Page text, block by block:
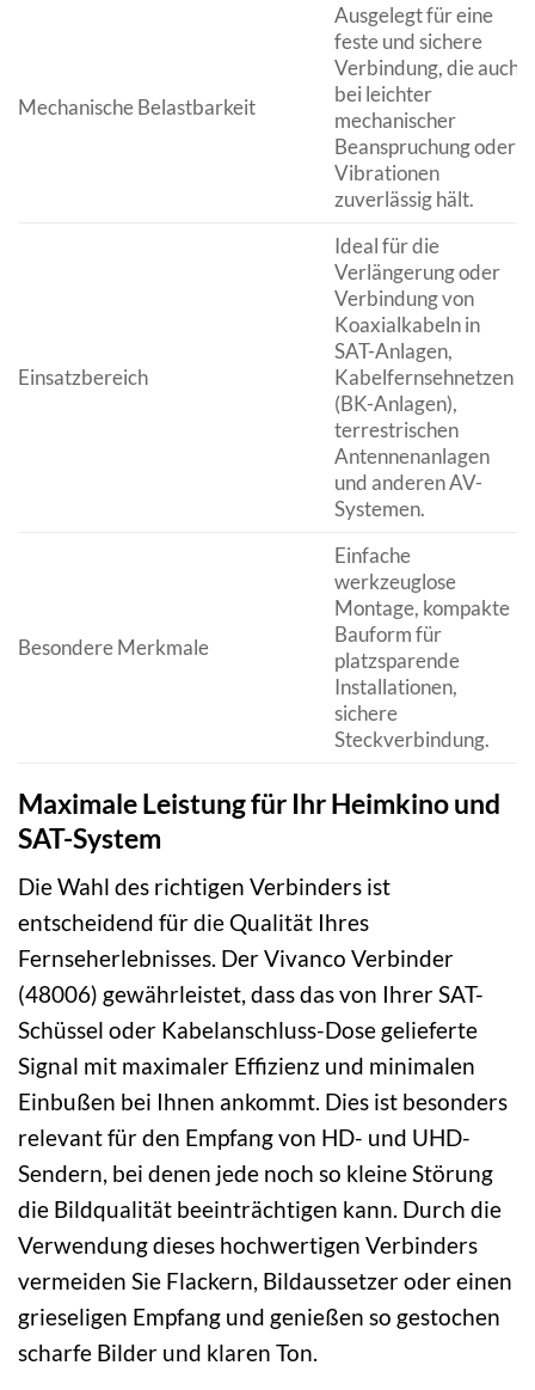
Mechanische Belastbarkeit
Ausgelegt für eine
feste und sichere
Verbindung, die auch
bei leichter
mechanischer
Beanspruchung oder
Vibrationen
zuverlässig hält.
Einsatzbereich
Ideal für die
Verlängerung oder
Verbindung von
Koaxialkabeln in
SAT-Anlagen,
Kabelfernsehnetzen
(BK-Anlagen),
terrestrischen
Antennenanlagen
und anderen AV-
Systemen.
Besondere Merkmale
Einfache
werkzeuglose
Montage, kompakte
Bauform für
platzsparende
Installationen,
sichere
Steckverbindung.
Maximale Leistung für Ihr Heimkino und
SAT-System
Die Wahl des richtigen Verbinders ist
entscheidend für die Qualität Ihres
Fernseherlebnisses. Der Vivanco Verbinder
(48006) gewährleistet, dass das von Ihrer SAT-
Schüssel oder Kabelanschluss-Dose gelieferte
Signal mit maximaler Effizienz und minimalen
Einbußen bei Ihnen ankommt. Dies ist besonders
relevant für den Empfang von HD- und UHD-
Sendern, bei denen jede noch so kleine Störung
die Bildqualität beeinträchtigen kann. Durch die
Verwendung dieses hochwertigen Verbinders
vermeiden Sie Flackern, Bildaussetzer oder einen
grieseligen Empfang und genießen so gestochen
scharfe Bilder und klaren Ton.